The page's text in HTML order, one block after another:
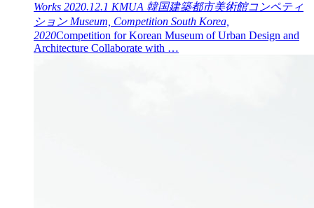
Works 2020.12.1 KMUA 韓国建築都市美術館コンペティ
ション Museum, Competition South Korea,
2020Competition for Korean Museum of Urban Design and
Architecture Collaborate with …